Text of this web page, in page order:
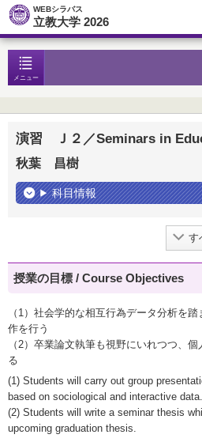
WEBシラバス
立教大学 2026
メニュー
演習 Ｊ２／Seminars in
秋葉 昌樹
科目情報
す
授業の目標 / Course Objectives
（1）社会学的な相互行為データ分析を
作を行う
（2）卒業論文執筆も視野にいれつつ、
る
(1) Students will carry out group
based on sociological and interactive data.
(2) Students will write a seminar thesis
upcoming graduation thesis.